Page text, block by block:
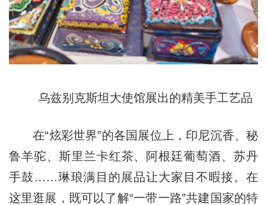
乌兹别克斯坦大使馆展出的精美手工艺品
在“炫彩世界”的各国展位上，印尼沉香、秘
鲁羊驼、斯里兰卡红茶、阿根廷葡萄酒、苏丹
手鼓……琳琅满目的展品让大家目不暇接。在
这里逛展，既可以了解“一带一路”共建国家的特